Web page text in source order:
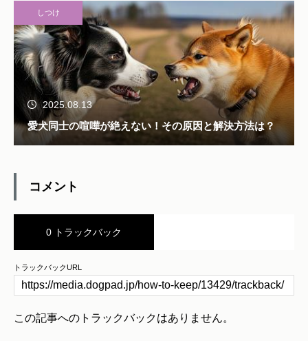
しつけ
2025.08.13
愛犬同士の喧嘩が絶えない！その原因と解決方法は？
コメント
0 トラックバック
トラックバックURL
この記事へのトラックバックはありません。